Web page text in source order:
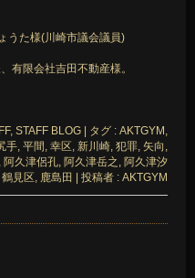
うた様(川崎市議会議員)
有限会社吉田不動産様。
STAFF BLOG | タグ : AKTGYM,
手, 平間, 幸区, 新川崎, 犯罪, 矢向 ,
, 阿久津侶孔, 阿久津岳之 , 阿久津汐
鶴見区, 鹿島田 | 投稿者 : AKTGYM